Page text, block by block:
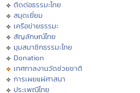
ติดต่อธรรมะไทย
สมุดเยี่ยม
เครือข่ายธรรมะ
สัญลักษณ์ไทย
มุมสมาชิกธรรมะไทย
Donation
เทศกาลงานวัดช่วยชาติ
การเผยแผ่ศาสนา
ประเพณีไทย